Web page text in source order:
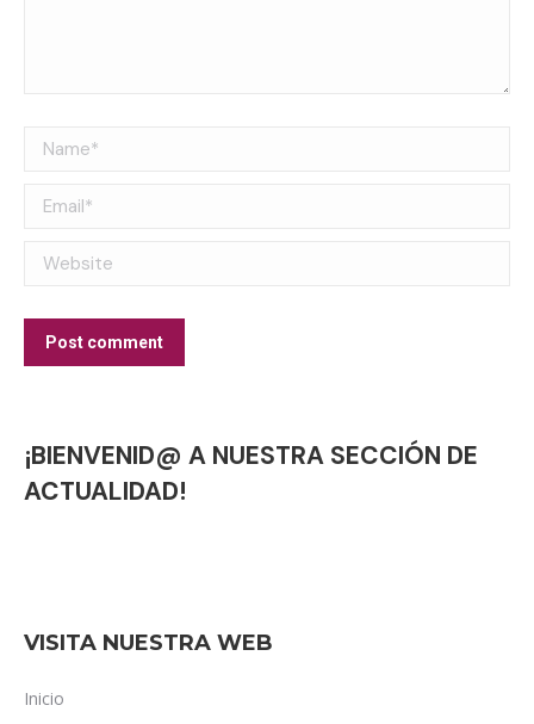
Name *
Email *
Website
Post comment
¡BIENVENID@ A NUESTRA SECCIÓN DE
ACTUALIDAD!
VISITA NUESTRA WEB
Inicio